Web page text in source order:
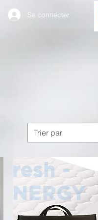
Se connecter
Trier par